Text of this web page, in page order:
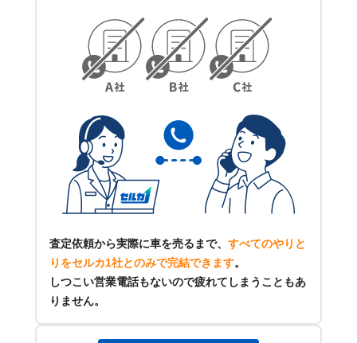
査定依頼から実際に車を売るまで、 すべてのやりと
りをセルカ1社とのみで完結できます。
しつこい営業電話もないので疲れてしまうこともあ
りません。